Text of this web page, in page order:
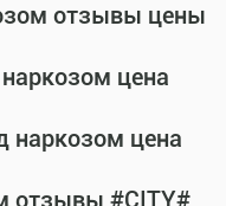
отзывы цены
цена
наркозом цена
отзывы #CITY#